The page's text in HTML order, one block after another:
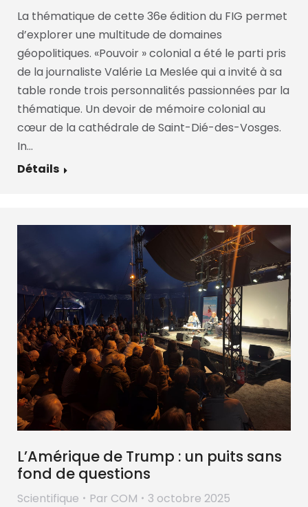
La thématique de cette 36e édition du FIG permet
d’explorer une multitude de domaines
géopolitiques. «Pouvoir » colonial a été le parti pris
de la journaliste Valérie La Meslée qui a invité à sa
table ronde trois personnalités passionnées par la
thématique. Un devoir de mémoire colonial au
cœur de la cathédrale de Saint-Dié-des-Vosges.
In…
Détails
L’Amérique de Trump : un puits sans
fond de questions
Scientifique Par COM
3 octobre 2025